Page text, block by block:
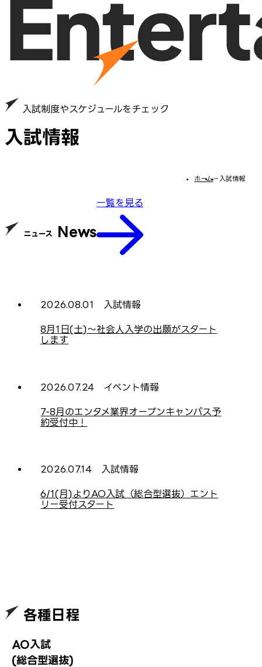
入試制度やスケジュールをチェック
入試情報
ホーム− 入試情報
ニュース News
一覧を見る
2026.08.01 入試情報
8月1日(土)〜社会人入学の出願がスタート
します
ます。
社会人入学について
2026.07.24 イベント情報
7-8月のエンタメ業界オープンキャンパス予
約受付中！
オープンキャンパスの予約はこちら
2026.07.14 入試情報
6/1(月)よりAO入試（総合型選抜）エント
リー受付スタート
各種日程
AO入試
(総合型選抜)